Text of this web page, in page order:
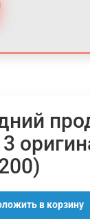
3
в корзину